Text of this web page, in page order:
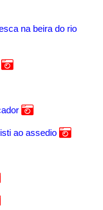
na beira do rio
ao assedio